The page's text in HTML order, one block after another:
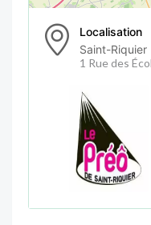
Localisation
Saint-
1 Rue des